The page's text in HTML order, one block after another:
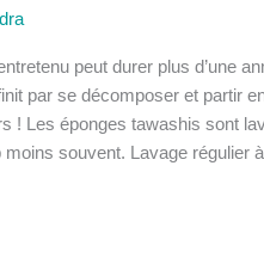
peut durer plus d’une
par se décomposer et partir
! Les éponges tawashis sont
souvent. Lavage régulier